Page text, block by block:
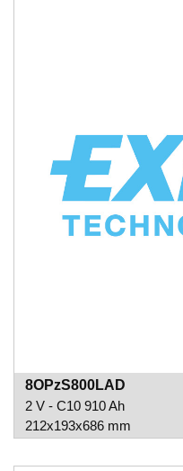
8OPzS800LAD
2 V - C10 910 Ah
212x193x686 mm